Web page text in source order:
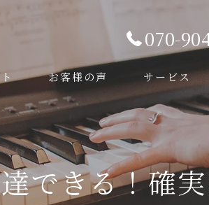
070-
お客様の声 サービス
よくある質問
できる！確